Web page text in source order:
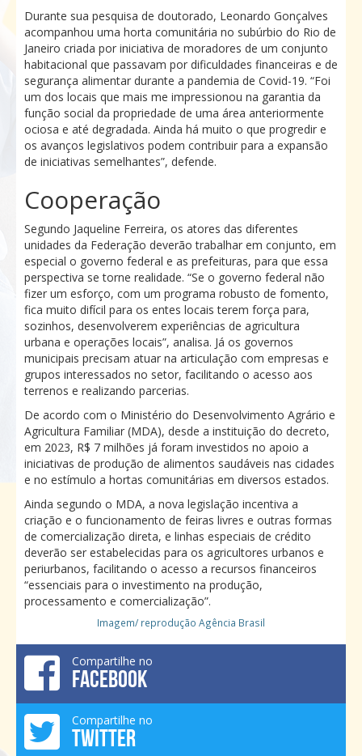
Durante sua pesquisa de doutorado, Leonardo Gonçalves
acompanhou uma horta comunitária no subúrbio do Rio de
Janeiro criada por iniciativa de moradores de um conjunto
habitacional que passavam por dificuldades financeiras e de
segurança alimentar durante a pandemia de Covid-19. “Foi
um dos locais que mais me impressionou na garantia da
função social da propriedade de uma área anteriormente
ociosa e até degradada. Ainda há muito o que progredir e
os avanços legislativos podem contribuir para a expansão
de iniciativas semelhantes”, defende.
Cooperação
Segundo Jaqueline Ferreira, os atores das diferentes
unidades da Federação deverão trabalhar em conjunto, em
especial o governo federal e as prefeituras, para que essa
perspectiva se torne realidade. “Se o governo federal não
fizer um esforço, com um programa robusto de fomento,
fica muito difícil para os entes locais terem força para,
sozinhos, desenvolverem experiências de agricultura
urbana e operações locais”, analisa. Já os governos
municipais precisam atuar na articulação com empresas e
grupos interessados no setor, facilitando o acesso aos
terrenos e realizando parcerias.
De acordo com o Ministério do Desenvolvimento Agrário e
Agricultura Familiar (MDA), desde a instituição do decreto,
em 2023, R$ 7 milhões já foram investidos no apoio a
iniciativas de produção de alimentos saudáveis nas cidades
e no estímulo a hortas comunitárias em diversos estados.
Ainda segundo o MDA, a nova legislação incentiva a
criação e o funcionamento de feiras livres e outras formas
de comercialização direta, e linhas especiais de crédito
deverão ser estabelecidas para os agricultores urbanos e
periurbanos, facilitando o acesso a recursos financeiros
“essenciais para o investimento na produção,
processamento e comercialização”.
Imagem/ reprodução Agência Brasil
Compartilhe no
FACEBOOK
Compartilhe no
TWITTER